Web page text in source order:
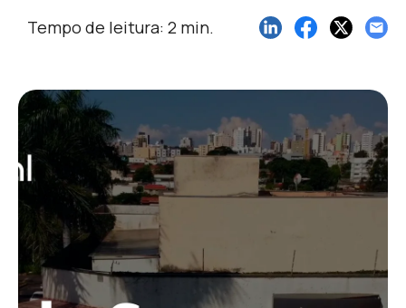
Tempo de leitura: 2 min.